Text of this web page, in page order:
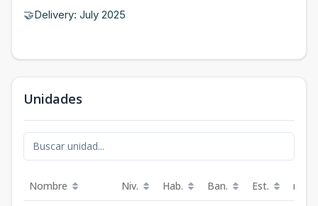
🤝Delivery: July 2025
Unidades
Nombre Niv. Hab. Ban. Est. m²